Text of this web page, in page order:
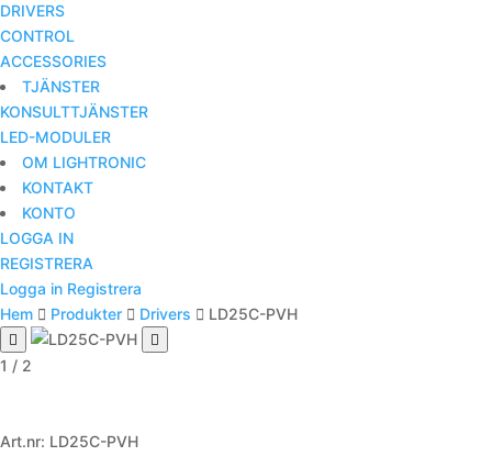
DRIVERS
CONTROL
ACCESSORIES
TJÄNSTER
KONSULTTJÄNSTER
LED-MODULER
OM LIGHTRONIC
KONTAKT
KONTO
LOGGA IN
REGISTRERA
Logga in Registrera
Hem
Produkter Drivers LD25C-PVH
1 / 2
Art.nr: LD25C-PVH